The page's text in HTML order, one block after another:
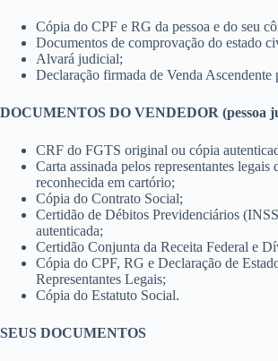
Cópia do CPF e RG da pessoa e do seu
Documentos de comprovação do estado
Alvará judicial;
Declaração firmada de Venda Ascendente
DOCUMENTOS DO VENDEDOR (pessoa
CRF do FGTS original ou cópia
Carta assinada pelos representantes legais
reconhecida em cartório;
Cópia do Contrato Social;
Certidão de Débitos Previdenciários
autenticada;
Certidão Conjunta da Receita Federal e
Cópia do CPF, RG e Declaração de
Representantes Legais;
Cópia do Estatuto Social.
SEUS DOCUMENTOS